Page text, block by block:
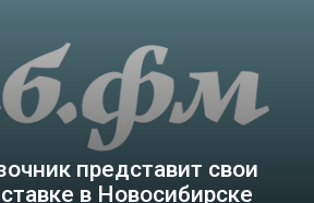
представит свои
в Новосибирске